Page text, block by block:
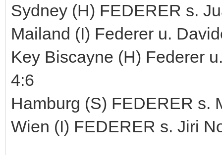
Sydney (H) FEDERER s.
Mailand (I) Federer u.
Key Biscayne (H) Federer
4:6
Hamburg (S) FEDERER s.
Wien (I) FEDERER s. Jiri